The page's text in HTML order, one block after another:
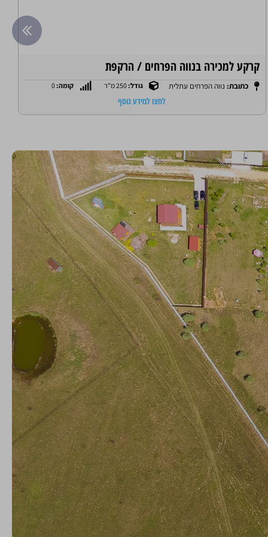
בית דו משפחתי בשכונת גפן
כתובת: הגפן עתלית גודל:170 מ"ר קומה:0
לחצו למידע נוסף